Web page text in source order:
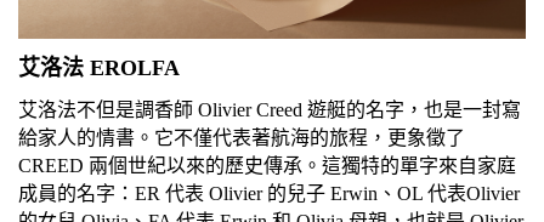
艾洛法 EROLFA
艾洛法不但是調香師 Olivier Creed 遊艇的名字，也是一封寫
給家人的情書。它不僅代表著航海的旅程，更象徵了
CREED 兩個世紀以來的歷史傳承。這獨特的單字來自家庭
成員的名字：ER 代表 Olivier 的兒子 Erwin、OL 代表Olivier